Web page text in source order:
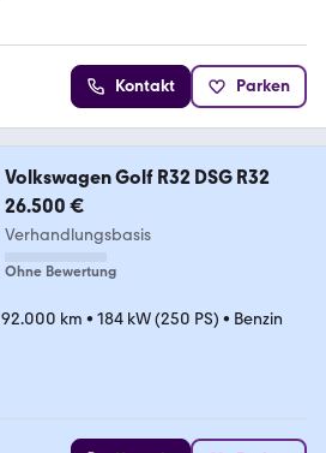
Kontakt Parken
Volkswagen Golf R32 DSG R32
26.500 €
Verhandlungsbasis
Ohne Bewertung
92.000 km • 184 kW (250 PS) • Benzin